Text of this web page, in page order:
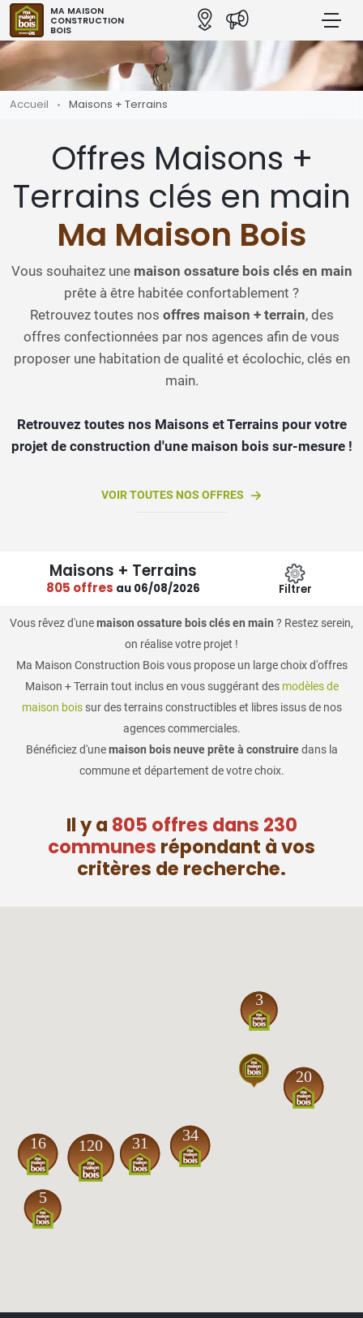
MA MAISON
CONSTRUCTION
BOIS
Accueil Maisons + Terrains
Offres Maisons +
Terrains clés en main
Ma Maison Bois
Vous souhaitez une maison ossature bois clés en main
prête à être habitée confortablement ?
Retrouvez toutes nos offres maison + terrain, des
offres confectionnées par nos agences afin de vous
proposer une habitation de qualité et écolochic, clés en
main.
Retrouvez toutes nos Maisons et Terrains pour votre
projet de construction d'une maison bois sur-mesure !
VOIR TOUTES NOS OFFRES
Maisons + Terrains
805 offres au 06/08/2026 Filtrer
Vous rêvez d'unemaison ossature bois clés en main ? Restez serein,
on réalise votre projet !
Ma Maison Construction Bois vous propose un large choix d'offres
Maison + Terrain tout inclus en vous suggérant des modèles de
maison boissur des terrains constructibles et libres issus de nos
agences commerciales.
Bénéficiez d'unemaison bois neuve prête à construiredans la
commune et département de votre choix.
Il y a 805 offres dans 230
communes répondant à vos
critères de recherche.
120
3
20
16 34
5
31